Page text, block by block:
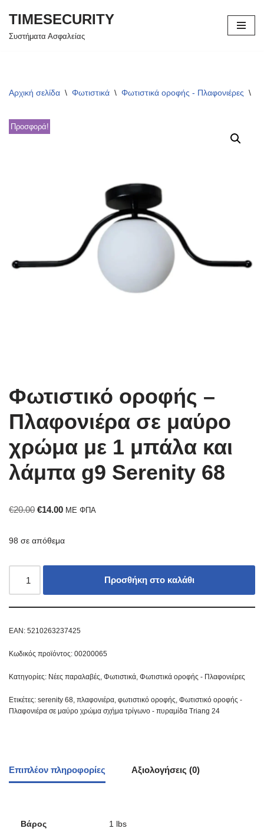
Μεταπηδήστε
TIMESECURITY
Συστήματα Ασφαλείας
Αρχική σελίδα \ Φωτιστικά \ Φωτιστικά οροφής - Πλαφονιέρες \
Προσφορά!
Φωτιστικό οροφής –
Πλαφονιέρα σε μαύρο
χρώμα με 1 μπάλα και
λάμπα g9 Serenity 68
€20.00 €14.00 ΜΕ ΦΠΑ
98 σε απόθεμα
Προσθήκη στο καλάθι
EAN: 5210263237425
Κωδικός προϊόντος: 00200065
Κατηγορίες: Νέες παραλαβές, Φωτιστικά, Φωτιστικά οροφής - Πλαφονιέρες
Ετικέτες: serenity 68, πλαφονιέρα, φωτιστικό οροφής, Φωτιστικό οροφής -
Πλαφονιέρα σε μαύρο χρώμα σχήμα τρίγωνο - πυραμίδα Triang 24
Επιπλέον πληροφορίες Αξιολογήσεις (0)
Βάρος 1 lbs